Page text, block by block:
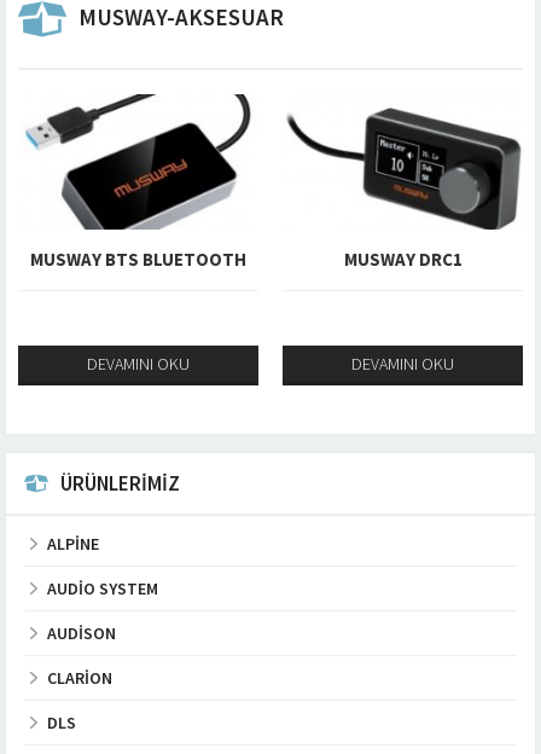
MUSWAY-AKSESUAR
MUSWAY BTS BLUETOOTH
DEVAMINI OKU
MUSWAY DRC1
DEVAMINI OKU
ÜRÜNLERİMİZ
ALPINE
AUDIO SYSTEM
AUDISON
CLARION
DLS